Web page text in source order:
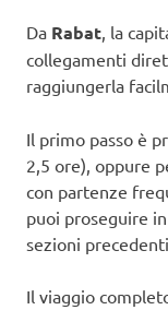
Da Rabat , la
collegamenti
raggiungerla
Il primo passo è
2,5 ore), oppure
con partenze
puoi proseguire
sezioni precedenti.
Il viaggio